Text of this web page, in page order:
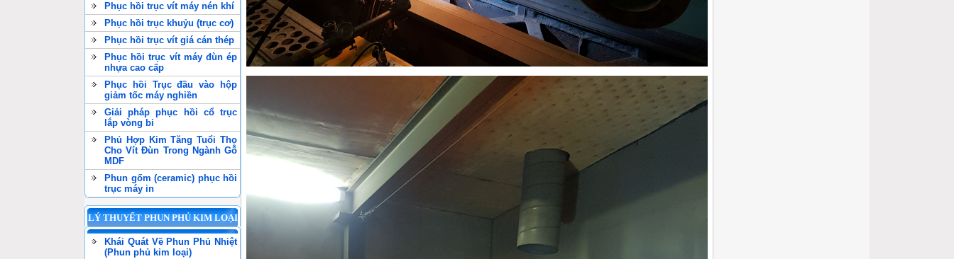
Phục hồi trục vít máy nén khí
Phục hồi trục khuỷu (trục cơ)
Phục hồi trục vít giá cán thép
Phục hồi trục vít máy đùn ép
nhựa cao cấp
Phục hồi Trục đầu vào hộp
giảm tốc máy nghiền
Giải pháp phục hồi cổ trục
lắp vòng bi
Phủ Hợp Kim Tăng Tuổi Thọ
Cho Vít Đùn Trong Ngành Gỗ
MDF
Phun gốm (ceramic) phục hồi
trục máy in
LÝ THUYẾT PHUN PHỦ KIM LOẠI
Khái Quát Về Phun Phủ Nhiệt
(Phun phủ kim loại)